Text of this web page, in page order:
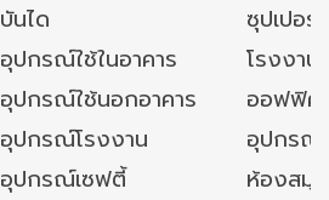
บันได
ซุปเปอ
อุปกรณ์ใช้ในอาคาร
โรงงา
อุปกรณ์ใช้นอกอาคาร
ออฟฟิศ/
อุปกรณ์โรงงาน
อุปกรณ์
อุปกรณ์เซฟตี้
ห้องสมุ